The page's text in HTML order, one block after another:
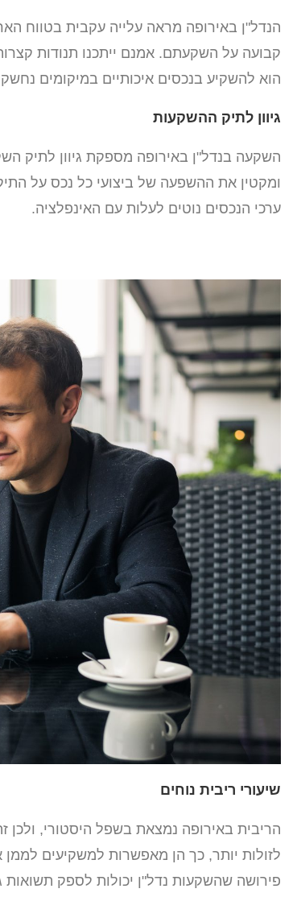
הנדל"ן באירופה מראה עלייה עקבית בטווח
קבועה על השקעתם. אמנם ייתכנו תנודות
הוא להשקיע בנכסים איכותיים במיקומים
גיוון לתיק ההשקעות
השקעה בנדל"ן באירופה מספקת גיוון לתיק
ומקטין את ההשפעה של ביצועי כל נכס על
ערכי הנכסים נוטים לעלות עם האינפלציה.
שיעורי ריבית נוחים
הריבית באירופה נמצאת בשפל היסטורי, ולכן
לזולות יותר, כך הן מאפשרות למשקיעים
פירושה שהשקעות נדל"ן יכולות לספק תשואות